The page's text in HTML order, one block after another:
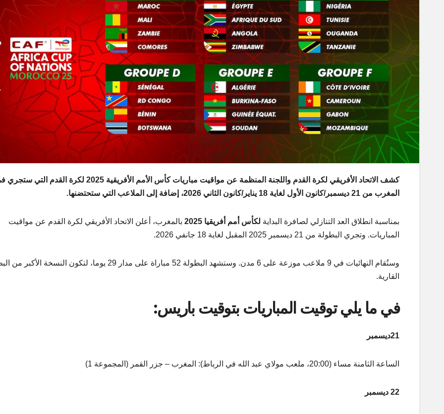
كشف الاتحاد الأفريقي لكرة القدم واللجنة المنظمة عن مواقيت مباريات كأس الأمم الأفريقية 2025 لكرة القدم التي
المغرب من 21 ديسمبر/كانون الأول لغاية 18 يناير/كانون الثاني 2026، إضافة إلى الملاعب التي ستحتضنها.
بمناسبة انطلاق العد التنازلي لصافرة البداية لكأس أمم أفريقيا 2025
بالمغرب، أعلن الاتحاد الأفريقي لكرة القدم عن مواقيت
المباريات. وتجري البطولة من 21 ديسمبر 2025 المقبل لغاية 18 جانفي 2026.
وستُقام النهائيات في 9 ملاعب موزعة على 6 مدن. وستشهد البطولة 52 مباراة على مدار 29 يوما، لتكون النسخة
القارية.
في ما يلي توقيت المباريات بتوقيت باريس:
21ديسمبر
الساعة الثامنة مساء (20:00، ملعب مولاي عبد الله في الرباط): المغرب – جزر القمر (المجموعة 1)
22 ديسمبر